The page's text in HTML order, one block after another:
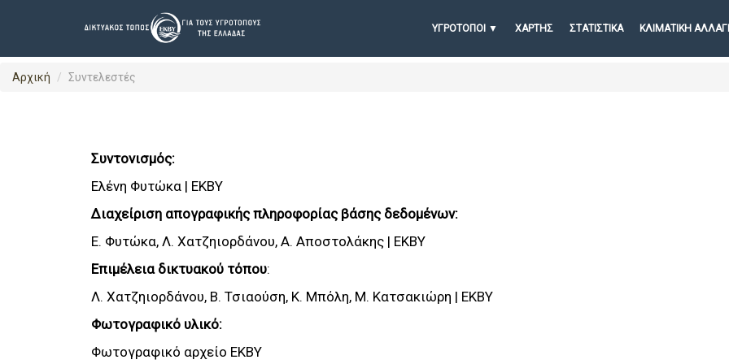
ΥΓΡΟΤΟΠΟΙ ΧΆΡΤΗΣ ΣΤΑΤΙΣΤΙΚΆ ΚΛΙΜΑΤΙΚΗ
Αρχική Συντελεστές
Συντονισμός:
Ελένη Φυτώκα | ΕΚΒΥ
Διαχείριση απογραφικής πληροφορίας βάσης δεδομένων:
Ε. Φυτώκα, Λ. Χατζηιορδάνου, Α. Αποστολάκης | ΕΚΒΥ
Επιμέλεια δικτυακού τόπου:
Λ. Χατζηιορδάνου, Β. Τσιαούση, Κ. Μπόλη, Μ. Κατσακιώρη | ΕΚΒΥ
Φωτογραφικό υλικό:
Φωτoγραφικό αρχείο ΕΚΒΥ